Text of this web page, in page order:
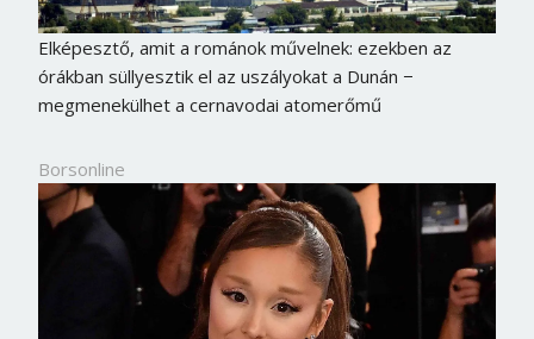
Elképesztő, amit a románok művelnek: ezekben az
órákban süllyesztik el az uszályokat a Dunán −
megmenekülhet a cernavodai atomerőmű
Borsonline